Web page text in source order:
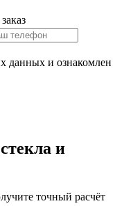
данных и ознакомлен
и
точный расчёт